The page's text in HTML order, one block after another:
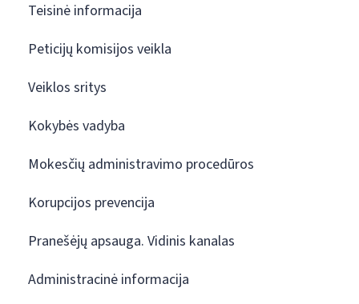
Teisinė informacija
Peticijų komisijos veikla
Veiklos sritys
Kokybės vadyba
Mokesčių administravimo procedūros
Korupcijos prevencija
Pranešėjų apsauga. Vidinis kanalas
Administracinė informacija